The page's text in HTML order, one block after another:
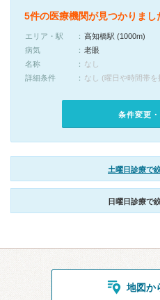
5件の医療機関が見つかりまし
エリア・駅
高知橋駅 (1000m)
病気
老眼
名称
なし
詳細条件
なし (曜日や時間帯
条件変更
土曜日診療で
日曜日診療で
地図か